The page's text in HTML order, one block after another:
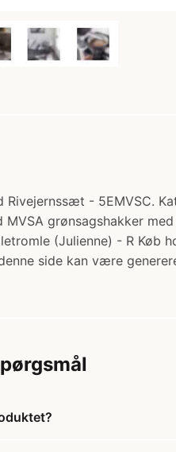
Rivejernssæt - 5EMVSC.
MVSA grønsagshakker
(Julienne) - R Køb
side kan være